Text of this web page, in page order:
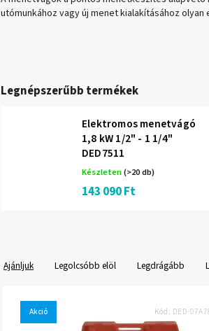
utómunkához vagy új menet kialakításához
Legnépszerűbb termékek
Elektromos menetvágó
1,8 kW 1/2" - 1 1/4"
DED7511
Készleten(>20 db)
143 090 Ft
Ajánljuk Legolcsóbb elöl Legdrágább
Akció Kód: DED-